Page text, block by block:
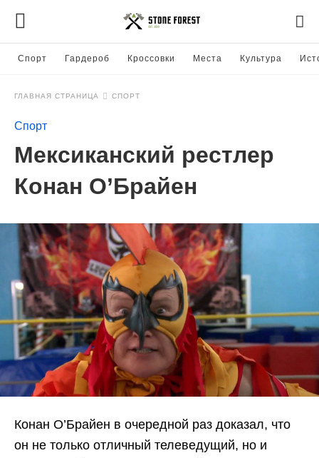
Спорт Гардероб Кроссовки Места Культура
ГЛАВНАЯ СТРАНИЦА СПОРТ
Спорт
Мексиканский рестлер
Конан О’Брайен
Конан О’Брайен в очередной раз доказал, что
он не только отличный телеведущий, но и